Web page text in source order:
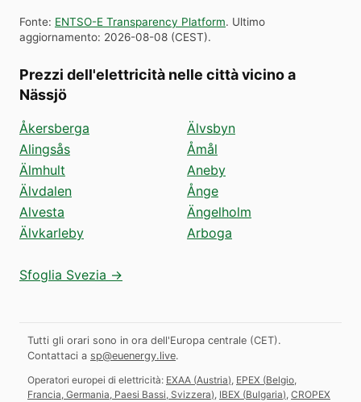
Fonte: ENTSO-E Transparency Platform. Ultimo
aggiornamento: 2026-08-08 (CEST).
Prezzi dell'elettricità nelle città vicino a
Nässjö
Åkersberga
Alingsås
Älmhult
Älvdalen
Alvesta
Älvkarleby
Älvsbyn
Åmål
Aneby
Ånge
Ängelholm
Arboga
Sfoglia Svezia →
Tutti gli orari sono in ora dell'Europa centrale (CET).
Contattaci a sp@euenergy.live.
Operatori europei di elettricità: EXAA (Austria) EPEX (Belgio,
Francia, Germania, Paesi Bassi, Svizzera) IBEX (Bulgaria) CROPEX